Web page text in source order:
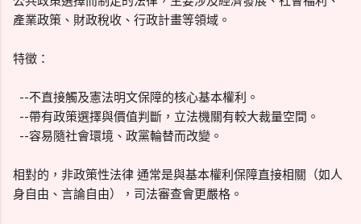
產業政策、財政稅收、行政計畫等領域。
特徵：
--不直接觸及憲法明文保障的核心基本權利。
--帶有政策選擇與價值判斷，立法機關有較大裁量空間。
--容易隨社會環境、政黨輪替而改變。
相對的，非政策性法律 通常是與基本權利保障直接相關（如人
身自由、言論自由），司法審查會更嚴格。